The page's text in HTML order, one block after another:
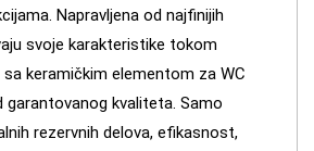
Napravljena od najfinijih
svoje karakteristike tokom
keramičkim elementom za WC
garantovanog kvaliteta. Samo
rezervnih delova, efikasnost,